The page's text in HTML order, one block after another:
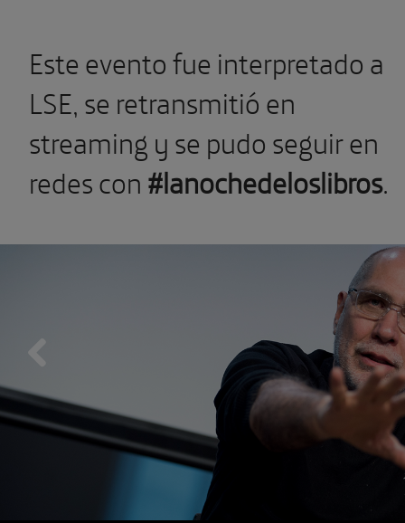
Este evento fue interpretado a
LSE, se retransmitió en
streaming y se pudo seguir en
redes con#lanochedeloslibros.